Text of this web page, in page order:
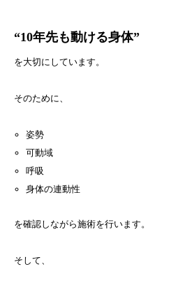
“10年先も動ける身体”
を大切にしています。
そのために、
姿勢
可動域
呼吸
身体の連動性
を確認しながら施術を行います。
そして、